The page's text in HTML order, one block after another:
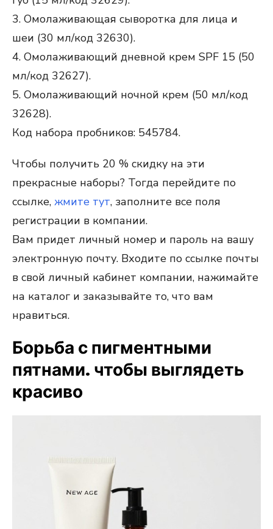
3. Омолаживающая сыворотка для лица и
шеи (30 мл/код 32630).
4. Омолаживающий дневной крем SPF 15 (50
мл/код 32627).
5. Омолаживающий ночной крем (50 мл/код
32628).
Код набора пробников: 545784.
Чтобы получить 20 % скидку на эти
прекрасные наборы? Тогда перейдите по
ссылке, жмите тут, заполните все поля
регистрации в компании.
Вам придет личный номер и пароль на вашу
электронную почту. Входите по ссылке почты
в свой личный кабинет компании, нажимайте
на каталог и заказывайте то, что вам
нравиться.
Борьба с пигментными
пятнами. чтобы выглядеть
красиво